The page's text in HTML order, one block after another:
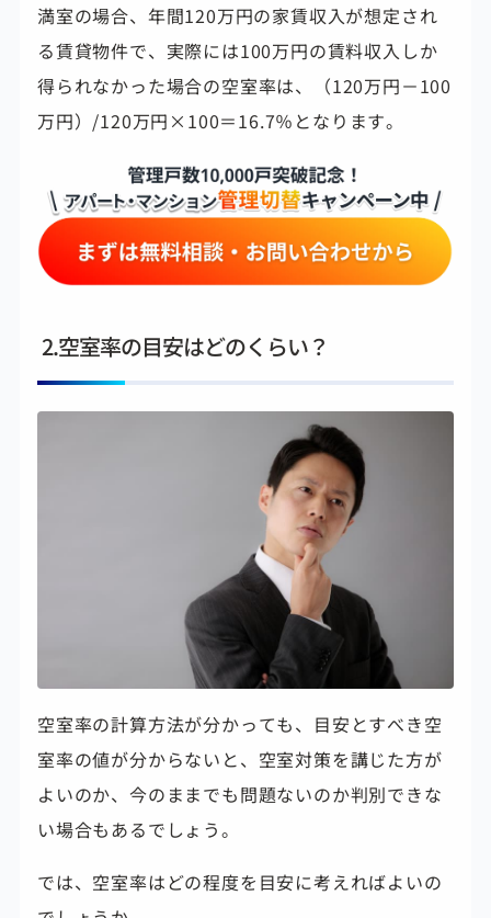
満室の場合、年間120万円の家賃収入が想定され
る賃貸物件で、実際には100万円の賃料収入しか
得られなかった場合の空室率は、（120万円－100
万円）/120万円×100＝16.7％となります。
2.空室率の目安はどのくらい？
空室率の計算方法が分かっても、目安とすべき空
室率の値が分からないと、空室対策を講じた方が
よいのか、今のままでも問題ないのか判別できな
い場合もあるでしょう。
では、空室率はどの程度を目安に考えればよいの